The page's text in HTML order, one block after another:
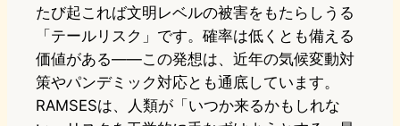
たび起これば文明レベルの被害をもたらしうる
「テールリスク」です。確率は低くとも備える
価値がある——この発想は、近年の気候変動対
策やパンデミック対応とも通底しています。
RAMSESは、人類が「いつか来るかもしれな